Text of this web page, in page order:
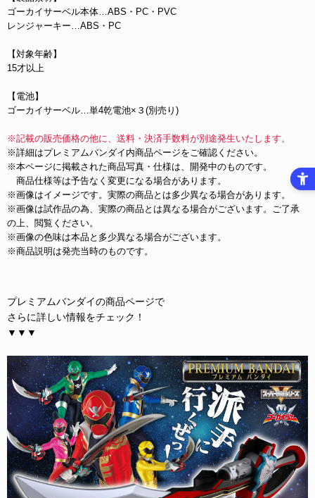
ゴーカイサーベル本体…ABS・PC・PVC
レンジャーキー…ABS・PC
【対象年齢】
15才以上
【電池】
ゴーカイサーベル…単4乾電池×３(別売り)
※記載の販売価格の他に、送料・決済手数料が別途発生いたします。
※詳細はプレミアムバンダイ内商品ページをご確認ください。
※本ページに掲載された商品写真・仕様は、開発中のものです。
商品仕様等は予告なく変更になる場合があります。
※画像はイメージです。実際の商品とは多少異なる場合があります。
※画像は試作品の為、実際の商品とは異なる場合がございます。ご了承
の上、閲覧ください。
※画像の色味は本品と多少異なる場合がございます。
※商品説明は発売当時のものです。
プレミアムバンダイの商品ページで
さらに詳しい情報をチェック！
▼▼▼